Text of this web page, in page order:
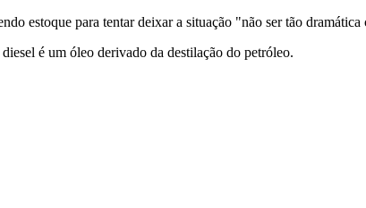
estoque para tentar deixar a situação "não ser tão
é um óleo derivado da destilação do petróleo.